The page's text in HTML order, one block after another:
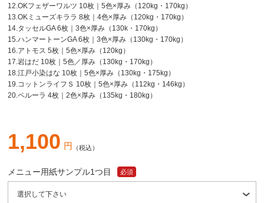
12.OKフェザーワルツ 10枚｜5色×厚み（120kg・170kg）
13.OKミューズキララ 8枚｜4色×厚み（120kg・170kg）
14.タッセルGA 6枚｜3色×厚み（130k・170kg）
15.ハンマートーンGA 6枚｜3色×厚み（130kg・170kg）
16.アトモス 5枚｜5色×厚み（120kg）
17.岩はだ 10枚｜5色／厚み（130kg・170kg）
18.江戸小染はな 10枚｜5色×厚み（130kg・175kg）
19.コットンライフＳ 10枚｜5色×厚み（112kg・146kg）
20.ペルーラ 4枚｜2色×厚み（135kg・180kg）
1,100 円 （税込）
メニュー用紙サンプル1つ目 必須